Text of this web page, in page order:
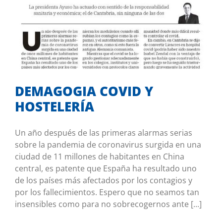
DEMAGOGIA COVID Y HOSTELERÍA
Tribuna de opinión
DEMAGOGIA COVID Y
HOSTELERÍA
Un año después de las primeras alarmas serias
sobre la pandemia de coronavirus surgida en una
ciudad de 11 millones de habitantes en China
central, es patente que España ha resultado uno
de los países más afectados por los contagios y
por los fallecimientos. Espero que no seamos tan
insensibles como para no sobrecogernos ante [...]